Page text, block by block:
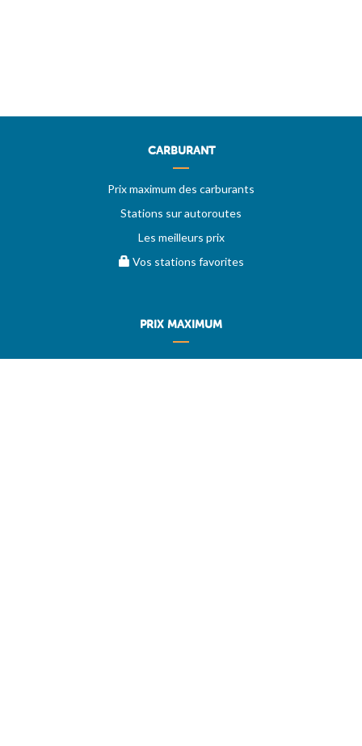
CARBURANT
Prix maximum des carburants
Stations sur autoroutes
Les meilleurs prix
Vos stations favorites
PRIX MAXIMUM